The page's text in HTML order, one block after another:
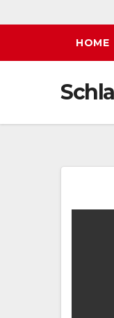
HOME